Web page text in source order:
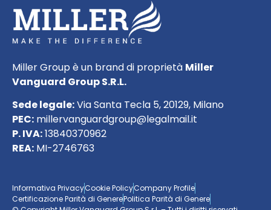
Miller Group è un brand di proprietà Miller
Vanguard Group S.R.L.
Sede legale:Via Santa Tecla 5, 20129, Milano
PEC: millervanguardgroup@legalmail.it
P. IVA:13840370962
REA: MI-2746763
Informativa PrivacyCookie PolicyCompany Profile
Certificazione Parità di GenerePolitica Parità di Genere